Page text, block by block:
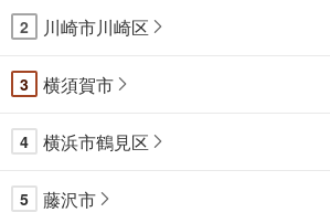
2 川崎市川崎区
3 横須賀市
4 横浜市鶴見区
5 藤沢市